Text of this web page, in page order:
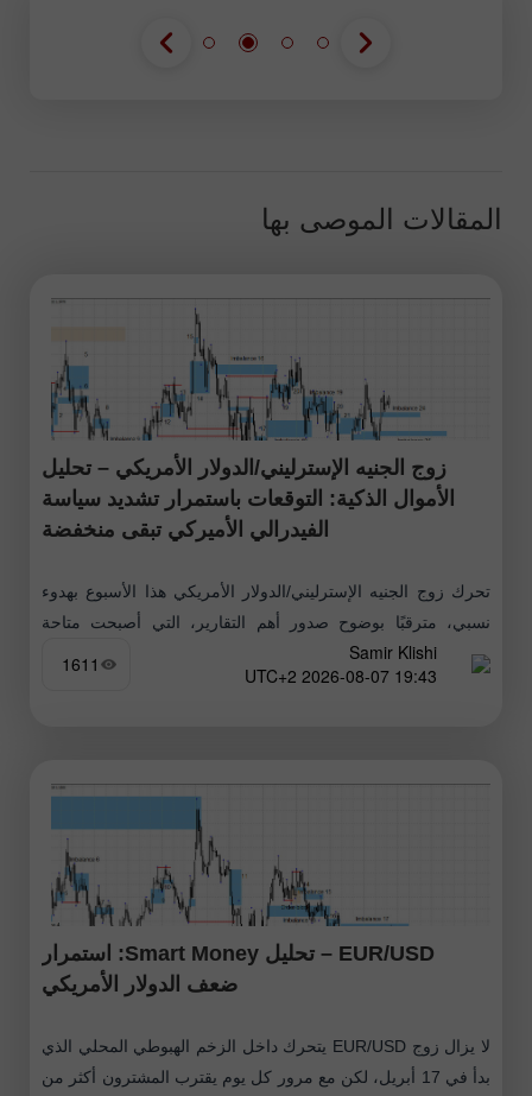
المقالات الموصى بها
زوج الجنيه الإسترليني/الدولار الأمريكي – تحليل
الأموال الذكية: التوقعات باستمرار تشديد سياسة
الفيدرالي الأميركي تبقى منخفضة
تحرك زوج الجنيه الإسترليني/الدولار الأمريكي هذا الأسبوع بهدوء
نسبي، مترقبًا بوضوح صدور أهم التقارير، التي أصبحت متاحة
اليوم. هذه التقارير حسمت فعليًا الجدل حول ما إذا كانت لجنة
السوق المفتوحة
Samir Klishi
19:43 2026-08-07 UTC+2
1611
EUR/USD – تحليل Smart Money: استمرار
ضعف الدولار الأمريكي
لا يزال زوج EUR/USD يتحرك داخل الزخم الهبوطي المحلي الذي
بدأ في 17 أبريل، لكن مع مرور كل يوم يقترب المشترون أكثر من